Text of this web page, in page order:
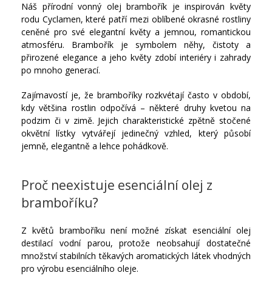
Náš přírodní vonný olej brambořík je inspirován květy
rodu Cyclamen, které patří mezi oblíbené okrasné rostliny
ceněné pro své elegantní květy a jemnou, romantickou
atmosféru. Brambořík je symbolem něhy, čistoty a
přirozené elegance a jeho květy zdobí interiéry i zahrady
po mnoho generací.
Zajímavostí je, že bramboříky rozkvétají často v období,
kdy většina rostlin odpočívá – některé druhy kvetou na
podzim či v zimě. Jejich charakteristické zpětně stočené
okvětní lístky vytvářejí jedinečný vzhled, který působí
jemně, elegantně a lehce pohádkově.
Proč neexistuje esenciální olej z
bramboříku?
Z květů bramboříku není možné získat esenciální olej
destilací vodní parou, protože neobsahují dostatečné
množství stabilních těkavých aromatických látek vhodných
pro výrobu esenciálního oleje.